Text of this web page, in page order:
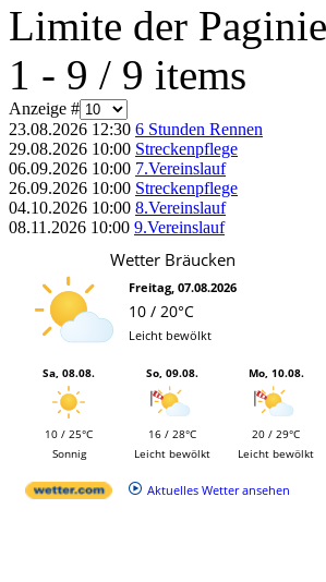
Limite der
1 - 9 / 9 items
Anzeige #
23.08.2026 12:30 6 Stunden Rennen
29.08.2026 10:00 Streckenpflege
06.09.2026 10:00 7.Vereinslauf
26.09.2026 10:00 Streckenpflege
04.10.2026 10:00 8.Vereinslauf
08.11.2026 10:00 9.Vereinslauf
Wetter Bräucken
Freitag, 07.08.2026
10 / 20°C
Leicht bewölkt
Sa, 08.08.
10 / 25°C
Sonnig
So, 09.08.
16 / 28°C
Leicht bewölkt
Mo, 10.08.
20 / 29°C
Leicht bewölkt
Aktuelles Wetter ansehen